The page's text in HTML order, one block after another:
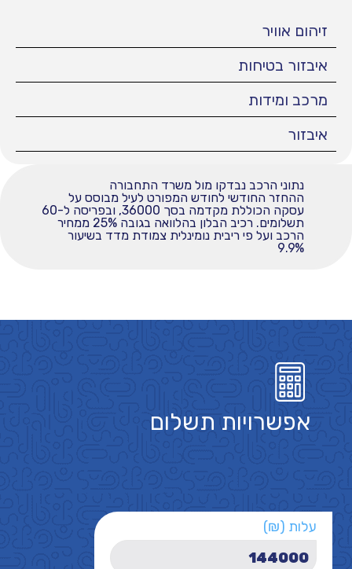
זיהום אוויר
איבזור בטיחות
מרכב ומידות
איבזור
נתוני הרכב נבדקו מול משרד התחבורה
ההחזר החודשי לחודש המפורט לעיל מבוסס על
עסקה הכוללת מקדמה בסך 36000, ובפריסה ל-60
תשלומים. רכיב הבלון בהלוואה בגובה 25% ממחיר
הרכב ועל פי ריבית נומינלית צמודת מדד בשיעור
9.9%
אפשרויות תשלום
עלות (₪)